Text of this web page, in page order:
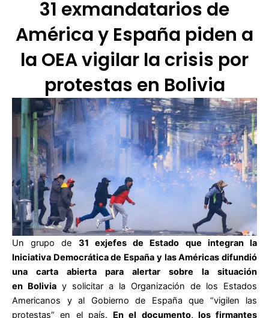
31 exmandatarios de
América y España piden a
la OEA vigilar la crisis por
protestas en Bolivia
Un grupo de 31 exjefes de Estado que integran la
Iniciativa Democrática de España y las Américas difundió
una carta abierta para alertar sobre la situación
en Bolivia y solicitar a la Organización de los Estados
Americanos y al Gobierno de España que “vigilen las
protestas” en el país. En el documento, los firmantes